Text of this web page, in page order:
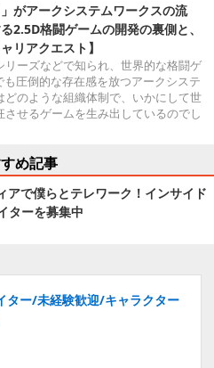
」がアークシステムワークスの流
2.5D格闘ゲームの開発の裏側と、
リアクエスト】
リーズなどで知られ、世界的な格闘ゲ
も圧倒的な存在感を放つアークシステ
どのような組織体制で、いかにして世
せるゲームを生み出しているのでし
め記事
アで僕らとテレワーク！インサイド
ターを募集中
ター/未経験歓迎/キャラクター